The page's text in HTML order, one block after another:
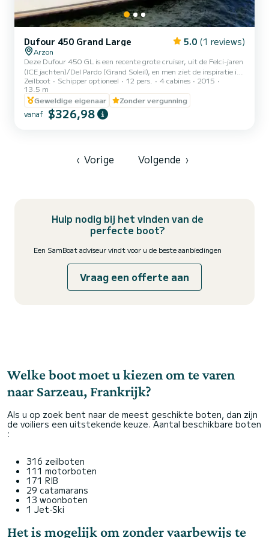
Dufour 450 Grand Large 5.0 (1 reviews)
Arzon
Deze Dufour 450 GL is een recente grote cruiser, uit de Felci-jaren
(ICE jachten)/Del Pardo (Grand Soleil), en men ziet de inspiratie in
zijn lijnen met zijn lage dak en zijn strakke stijl. Het is afgeleid van
de 445 GL, zelf afkomstig van de 455 GL, neven van de Dufour
44 en 45. De slanke tuigage en kiel, evenals het redelijke natte
oppervlak, zorgen voor verrassende zeilprestaties voor zo'n grote
cruiser. De Gennaker en asymmetrische spi maken het mogelijk om
Zeilboot Schipper optioneel 12 pers. 4 cabines
2015
13.5 m
Geweldige eigenaar
Zonder vergunning
vanaf $326,98
‹ Vorige Volgende ›
Hulp nodig bij het vinden van de
perfecte boot?
Een SamBoat adviseur vindt voor u de beste aanbiedingen
Vraag een offerte aan
Welke boot moet u kiezen om te varen
naar Sarzeau, Frankrijk?
Als u op zoek bent naar de meest geschikte boten, dan zijn
de voiliers een uitstekende keuze. Aantal beschikbare boten
:
316 zeilboten
111 motorboten
171 RIB
29 catamarans
13 woonboten
1 Jet-Ski
Het is mogelijk om zonder vaarbewijs te